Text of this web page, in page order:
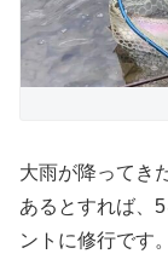
大雨が降ってき
あるとすれば、
ントに修行です。